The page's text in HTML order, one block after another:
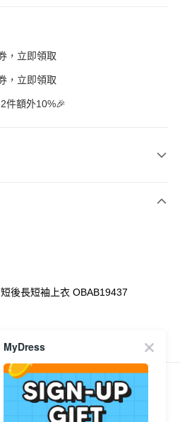
，立即領取
，立即領取
件額外10%🎉
或以上免運費
後長短袖上衣 OBAB19437
商品推薦
MyDress